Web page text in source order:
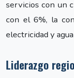
servicios con un
con el 6%, la
electricidad y
Liderazgo